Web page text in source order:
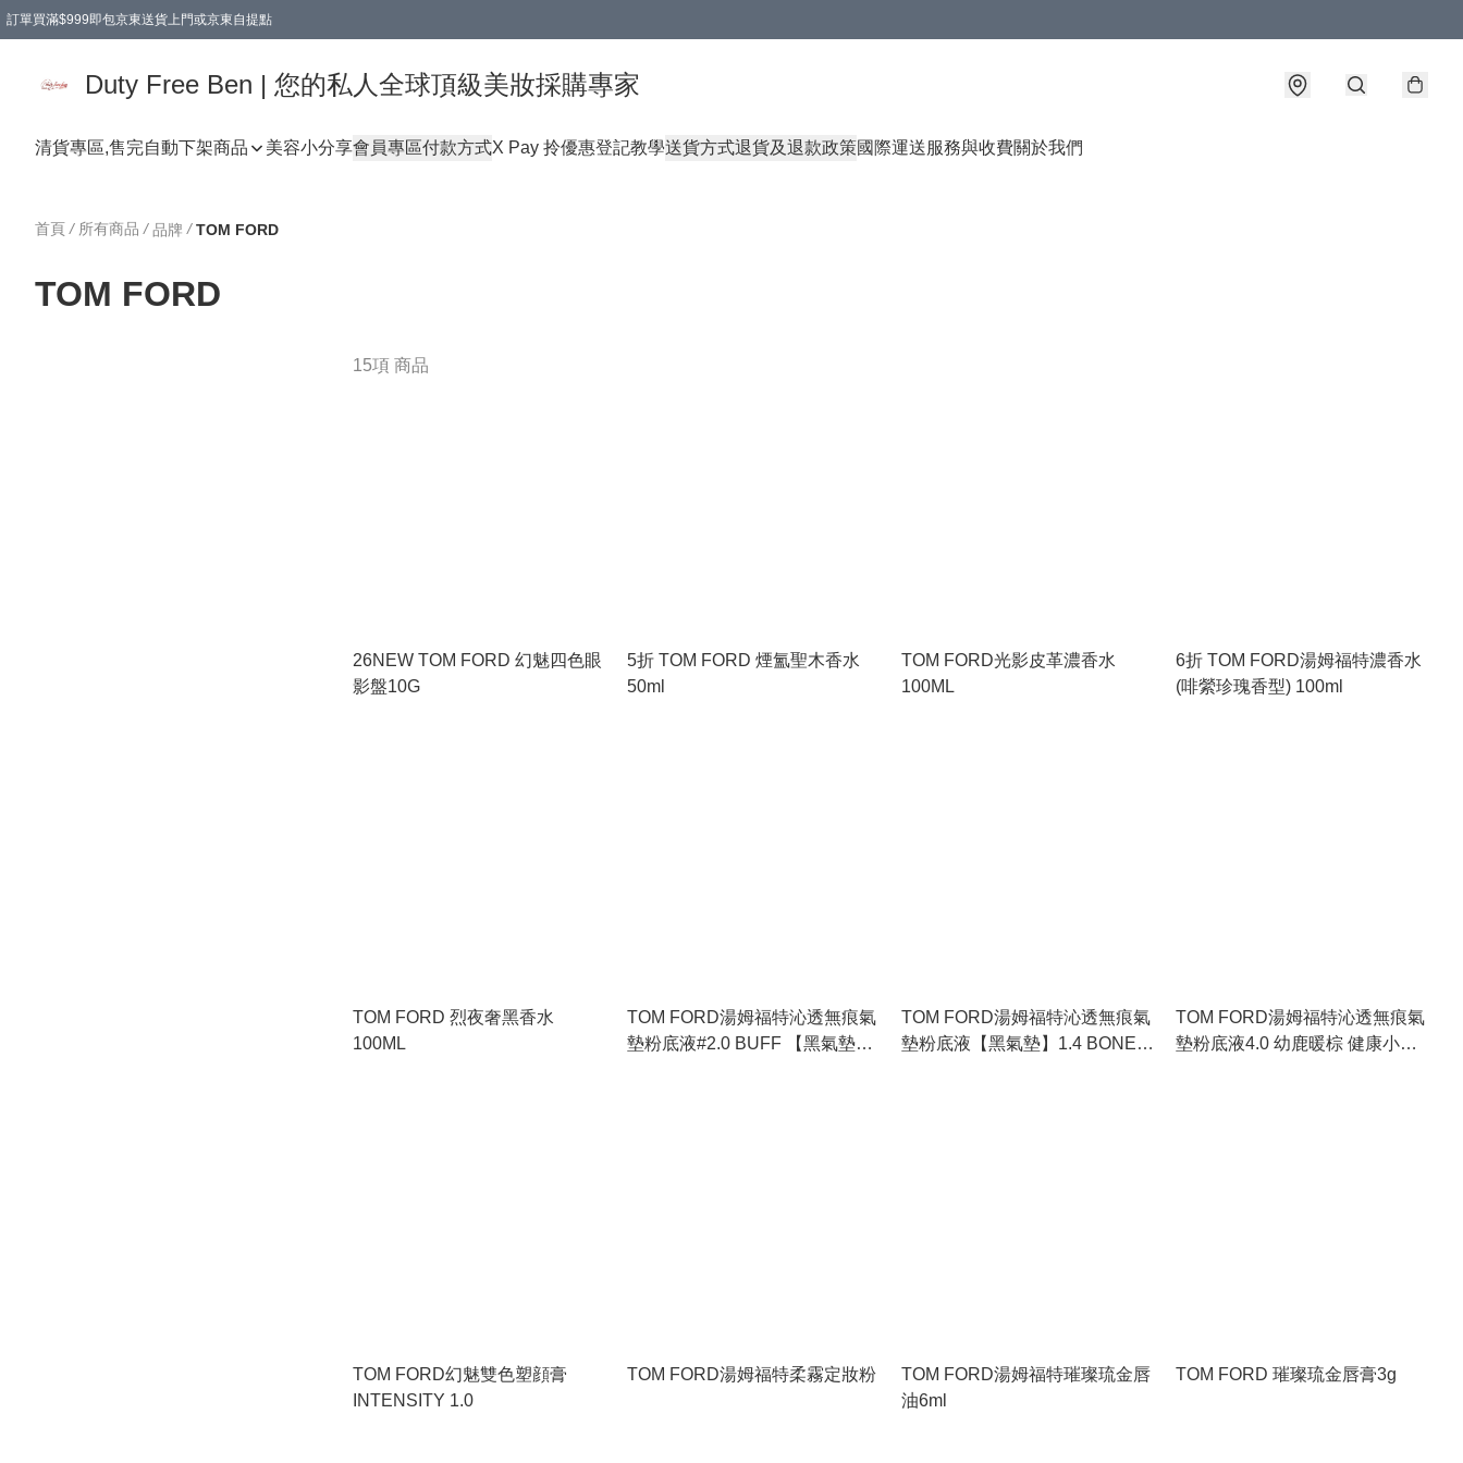
訂單買滿$999即包京東送貨上門或京東自提點
Duty Free Ben | 您的私人全球頂級美妝採購專家
清貨專區,售完自動下架商品 美容小分享會員專區付款方式X Pay 拎優惠登記教學送貨方式退貨及退款政策國際運送服務與收費關於我們
首頁 / 所有商品 / 品牌 / TOM FORD
TOM FORD
15項 商品
26NEW TOM FORD 幻魅四色眼
影盤10G
5折 TOM FORD 煙氳聖木香水
50ml
TOM FORD光影皮革濃香水
100ML
6折 TOM FORD湯姆福特濃香水
(啡縈珍瑰香型) 100ml
TOM FORD 烈夜奢黑香水
100ML
TOM FORD湯姆福特沁透無痕氣
墊粉底液#2.0 BUFF 【黑氣墊】
TOM FORD湯姆福特沁透無痕氣
墊粉底液【黑氣墊】1.4 BONE
TOM FORD湯姆福特沁透無痕氣
墊粉底液4.0 幼鹿暖棕 健康小麥
TOM FORD幻魅雙色塑顔膏
INTENSITY 1.0
TOM FORD湯姆福特柔霧定妝粉
TOM FORD湯姆福特璀璨琉金唇
油6ml
TOM FORD 璀璨琉金唇膏3g